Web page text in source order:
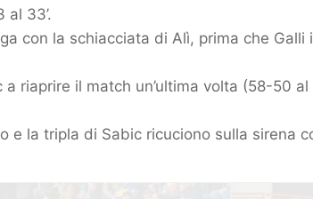
33’.
con la schiacciata di Alì, prima che
riaprire il match un’ultima volta (58-50
e la tripla di Sabic ricuciono sulla sirena